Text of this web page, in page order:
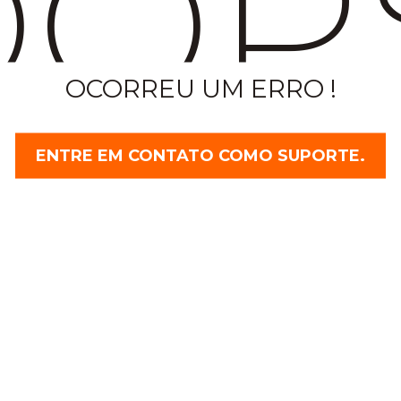
OCORREU UM ERRO !
ENTRE EM CONTATO COMO SUPORTE.